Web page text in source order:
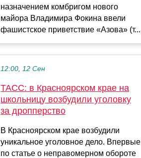
назначением комбригом нового
майора Владимира Фокина ввели
фашистское приветствие «Азова» (т...
12:00, 12 Сен
ТАСС: в Красноярском крае на
школьницу возбудили уголовку
за дропперство
В Красноярском крае возбудили
уникальное уголовное дело. Впервые
по статье о неправомерном обороте